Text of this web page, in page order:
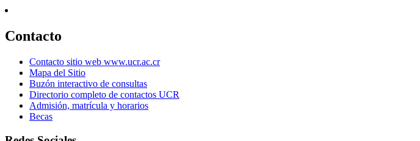
Contacto
Contacto sitio web www.ucr.ac.cr
Mapa del Sitio
Buzón interactivo de consultas
Directorio completo de contactos UCR
Admisión, matrícula y horarios
Becas